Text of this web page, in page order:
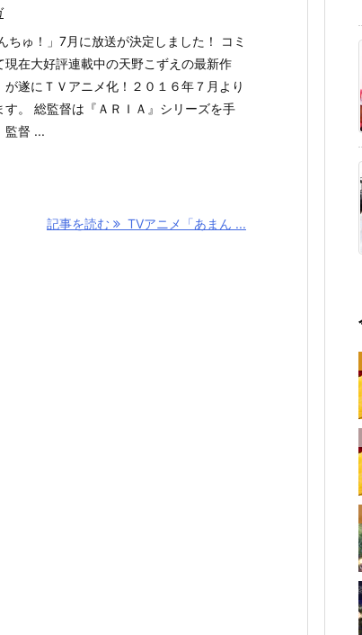
ちゅ！」7月に放送が決定しました！ コミ
現在大好評連載中の天野こずえの最新作
が遂にＴ­Ｖアニメ化！２０１６年７月より
す。 総監督は『ＡＲＩＡ』シリーズを手
監督 ...
記事を読む TVアニメ「あまん ...